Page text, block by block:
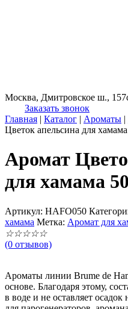
Москва, Дмитровское ш.,
Заказать звонок
Главная | Каталог | Ароматы |
Цветок апельсина для
Аромат
для хамама
Артикул: HAFO050
хамама Метка: Аромат для
☆☆☆☆☆
(0 отзывов)
Ароматы линии Brume de
основе. Благодаря этому,
в воде и не оставляет